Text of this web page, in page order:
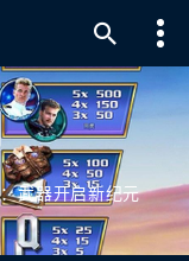
武器开启新纪元